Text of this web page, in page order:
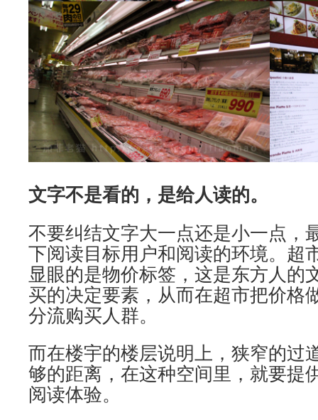
文字不是看的，是给人读的。
不要纠结文字大一点还是小一点，
下阅读目标用户和阅读的环境。超
显眼的是物价标签，这是东方人的
买的决定要素，从而在超市把价格
分流购买人群。
而在楼宇的楼层说明上，狭窄的过
够的距离，在这种空间里，就要提
阅读体验。